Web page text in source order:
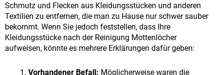
Schmutz und Flecken aus Kleidungsstücken und anderen
Textilien zu entfernen, die man zu Hause nur schwer sauber
bekommt. Wenn Sie jedoch feststellen, dass Ihre
Kleidungsstücke nach der Reinigung Mottenlöcher
aufweisen, könnte es mehrere Erklärungen dafür geben:
Vorhandener Befall: Möglicherweise waren die